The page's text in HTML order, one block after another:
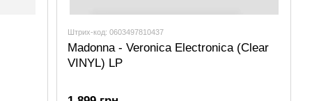
Штрих-код: 0603497810437
Madonna - Veronica Electronica (Clear
VINYL) LP